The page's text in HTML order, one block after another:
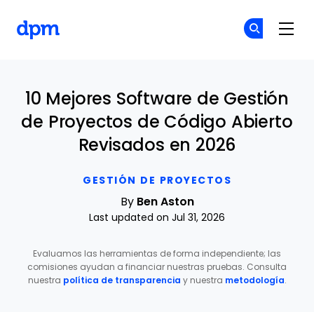
GESTIÓN DE PROYECTOS
10 Mejores Software de Gestión
de Proyectos de Código Abierto
Revisados en 2026
By Ben Aston
Last updated on Jul 31, 2026
Evaluamos las herramientas de forma independiente; las
comisiones ayudan a financiar nuestras pruebas. Consulta
nuestra política de transparencia y nuestra metodología.